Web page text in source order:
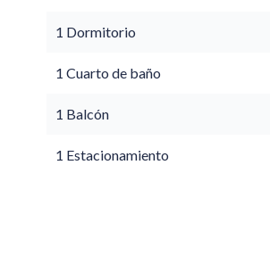
1 Dormitorio
1 Cuarto de baño
1 Balcón
1 Estacionamiento